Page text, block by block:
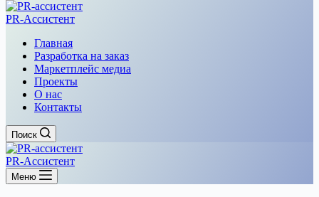
PR-Ассистент
Главная
Разработка на заказ
Маркетплейс медиа
Проекты
О нас
Контакты
Поиск
PR-Ассистент
Меню